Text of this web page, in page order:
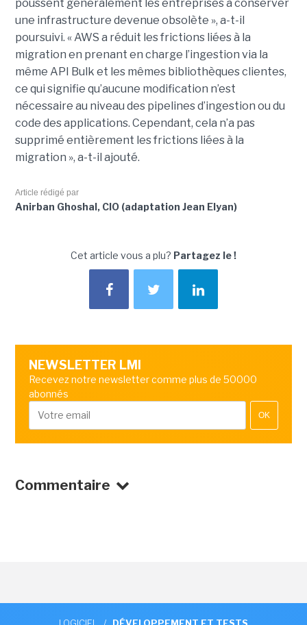
poussent généralement les entreprises à conserver
une infrastructure devenue obsolète », a-t-il
poursuivi. « AWS a réduit les frictions liées à la
migration en prenant en charge l’ingestion via la
même API Bulk et les mêmes bibliothèques clientes,
ce qui signifie qu’aucune modification n’est
nécessaire au niveau des pipelines d’ingestion ou du
code des applications. Cependant, cela n’a pas
supprimé entièrement les frictions liées à la
migration », a-t-il ajouté.
Article rédigé par
Anirban Ghoshal, CIO (adaptation Jean Elyan)
Cet article vous a plu? Partagez le !
NEWSLETTER LMI
Recevez notre newsletter comme plus de 50000
abonnés
OK
Commentaire